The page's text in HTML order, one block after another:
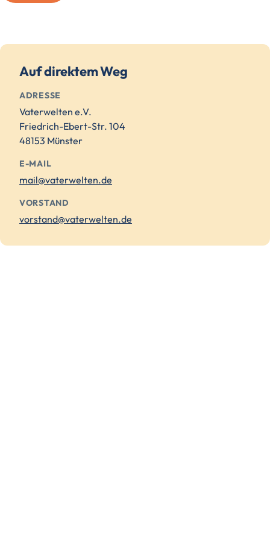
Auf direktem Weg
ADRESSE
Vaterwelten e.V.
Friedrich-Ebert-Str. 104
48153 Münster
E-MAIL
mail@vaterwelten.de
VORSTAND
vorstand@vaterwelten.de